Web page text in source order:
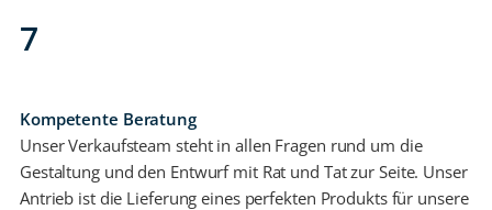
7
Kompetente Beratung
Unser Verkaufsteam steht in allen Fragen rund um die
Gestaltung und den Entwurf mit Rat und Tat zur Seite. Unser
Antrieb ist die Lieferung eines perfekten Produkts für unsere